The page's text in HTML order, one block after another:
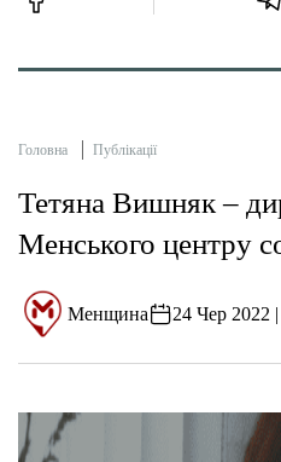
Головна Публікації
Тетяна Вишняк –
Менського центру
Менщина 24 Чер 2022